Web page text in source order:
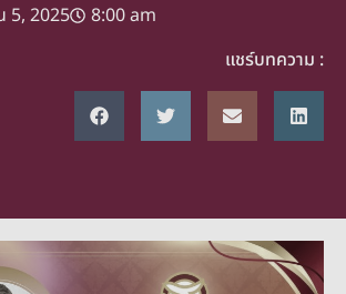
5, 2025
8:00 am
แชร์บทความ :